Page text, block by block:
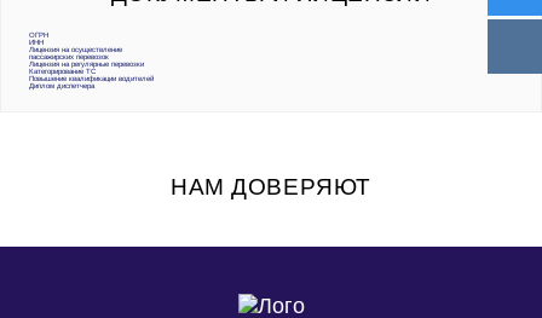
ОГРН
ИНН
Лицензия на осуществление
пассажирских перевозок
Лицензия на регулярные перевозки
Категорирование ТС
Повышение квалификации водителей
Диплом диспетчера
НАМ ДОВЕРЯЮТ